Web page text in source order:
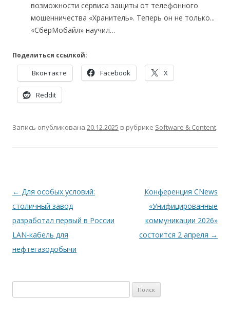
возможности сервиса защиты от телефонного
мошенничества «Хранитель». Теперь он не только...
«СберМобайл» научил…
Поделиться ссылкой:
Вконтакте Facebook X
Reddit
Запись опубликована 20.12.2025 в рубрике Software & Content.
Навигация
по
записям
← Для особых условий:
столичный завод
разработал первый в России
LAN-кабель для
нефтегазодобычи
Конференция CNews
«Унифицированные
коммуникации 2026»
состоится 2 апреля →